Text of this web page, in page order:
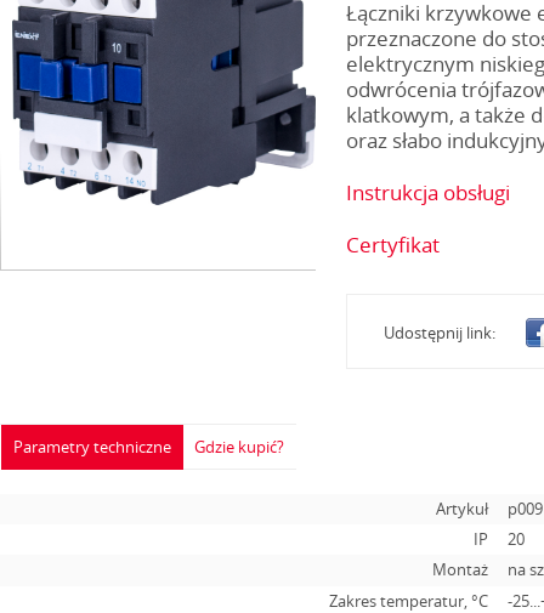
Łączniki krzywkowe
przeznaczone do
elektrycznym
odwrócenia
klatkowym, a także
oraz słabo
Instrukcja obsługi
Certyfikat
Udostępnij link:
Parametry techniczne
Artykuł
IP
20
Montaż
na
Zakres temperatur, °C
-
Gdzie kupić?